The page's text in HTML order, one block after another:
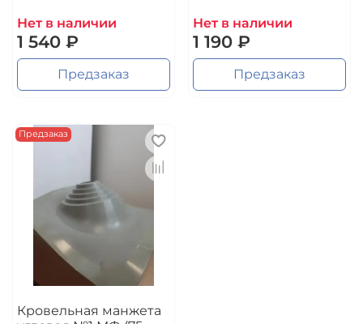
Нет в наличии
1 540 ₽
Предзаказ
Нет в наличии
1 190 ₽
Предзаказ
Предзаказ
Кровельная манжета